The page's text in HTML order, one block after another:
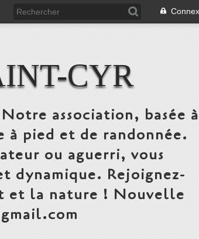
CYR
association, basée à
à pied et de randonnée.
ou aguerri, vous
dynamique. Rejoignez-
et la nature ! Nouvelle